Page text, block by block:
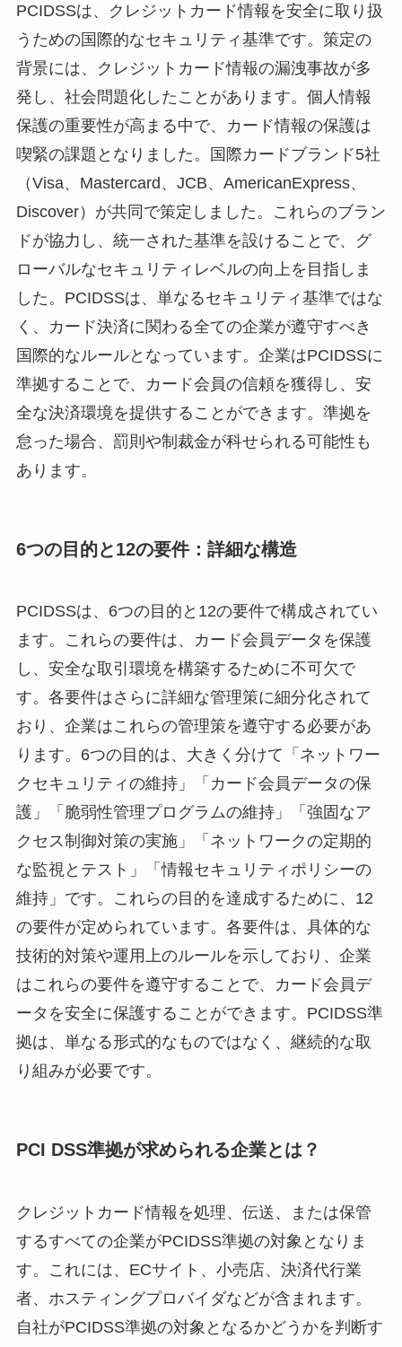
PCIDSSは、クレジットカード情報を安全に取り扱
うための国際的なセキュリティ基準です。策定の
背景には、クレジットカード情報の漏洩事故が多
発し、社会問題化したことがあります。個人情報
保護の重要性が高まる中で、カード情報の保護は
喫緊の課題となりました。国際カードブランド5社
（Visa、Mastercard、JCB、AmericanExpress、
Discover）が共同で策定しました。これらのブラン
ドが協力し、統一された基準を設けることで、グ
ローバルなセキュリティレベルの向上を目指しま
した。PCIDSSは、単なるセキュリティ基準ではな
く、カード決済に関わる全ての企業が遵守すべき
国際的なルールとなっています。企業はPCIDSSに
準拠することで、カード会員の信頼を獲得し、安
全な決済環境を提供することができます。準拠を
怠った場合、罰則や制裁金が科せられる可能性も
あります。
6つの目的と12の要件：詳細な構造
PCIDSSは、6つの目的と12の要件で構成されてい
ます。これらの要件は、カード会員データを保護
し、安全な取引環境を構築するために不可欠で
す。各要件はさらに詳細な管理策に細分化されて
おり、企業はこれらの管理策を遵守する必要があ
ります。6つの目的は、大きく分けて「ネットワー
クセキュリティの維持」「カード会員データの保
護」「脆弱性管理プログラムの維持」「強固なア
クセス制御対策の実施」「ネットワークの定期的
な監視とテスト」「情報セキュリティポリシーの
維持」です。これらの目的を達成するために、12
の要件が定められています。各要件は、具体的な
技術的対策や運用上のルールを示しており、企業
はこれらの要件を遵守することで、カード会員デ
ータを安全に保護することができます。PCIDSS準
拠は、単なる形式的なものではなく、継続的な取
り組みが必要です。
PCI DSS準拠が求められる企業とは？
クレジットカード情報を処理、伝送、または保管
するすべての企業がPCIDSS準拠の対象となりま
す。これには、ECサイト、小売店、決済代行業
者、ホスティングプロバイダなどが含まれます。
自社がPCIDSS準拠の対象となるかどうかを判断す